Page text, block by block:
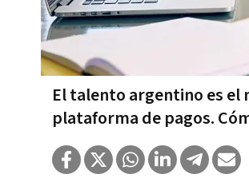
El talento argentino es el
plataforma de pagos.